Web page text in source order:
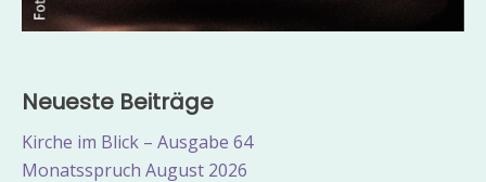
Neueste Beiträge
Kirche im Blick – Ausgabe 64
Monatsspruch August 2026